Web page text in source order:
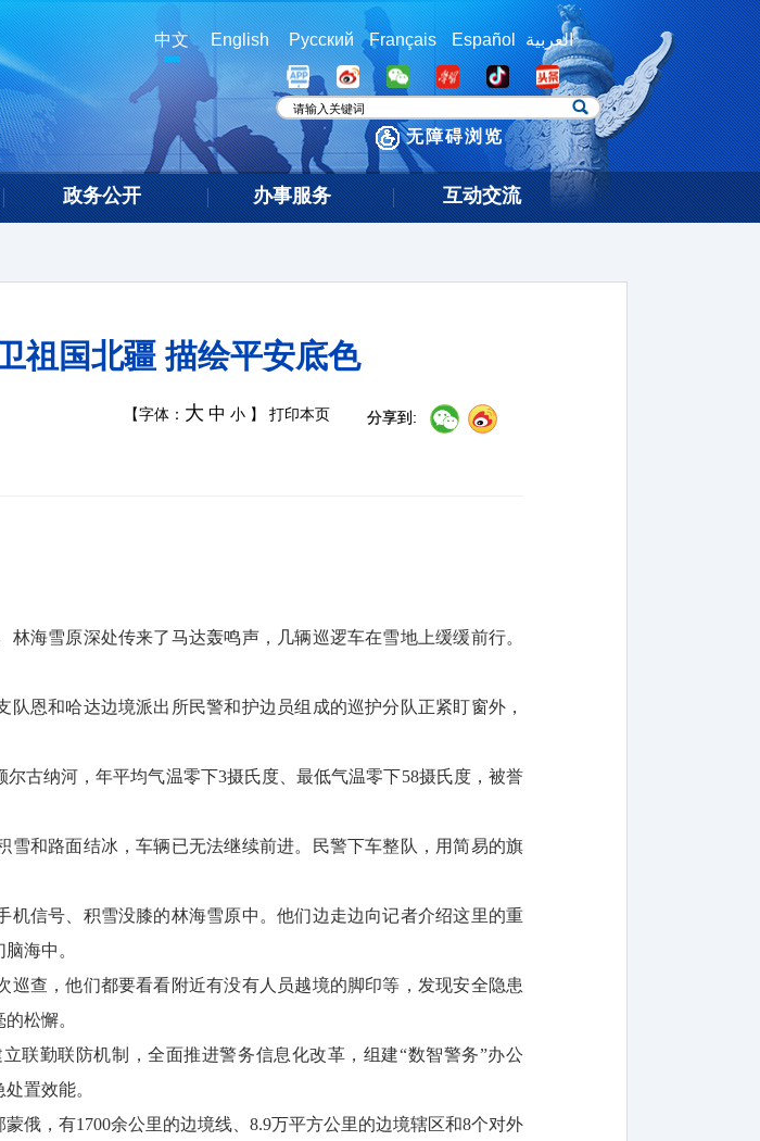
中文 English Русский Français Español العربية
无障碍浏览
政务公开 办事服务 互动交流
祖国北疆 描绘平安底色
【字体： 大 中 小 】 打印本页 分享到:
海雪原深处传来了马达轰鸣声，几辆巡逻车在雪地上缓缓前行。
恩和哈达边境派出所民警和护边员组成的巡护分队正紧盯窗外，
古纳河，年平均气温零下3摄氏度、最低气温零下58摄氏度，被誉
和路面结冰，车辆已无法继续前进。民警下车整队，用简易的旗
信号、积雪没膝的林海雪原中。他们边走边向记者介绍这里的重
海中。
查，他们都要看看附近有没有人员越境的脚印等，发现安全隐患
松懈。
联勤联防机制，全面推进警务信息化改革，组建“数智警务”办公
置效能。
俄，有1700余公里的边境线、8.9万平方公里的边境辖区和8个对外